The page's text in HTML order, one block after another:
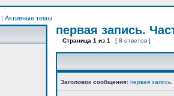
| Активные темы
первая запись.
Страница 1 из 1 [ 8 ответов ]
Заголовок сообщения: первая